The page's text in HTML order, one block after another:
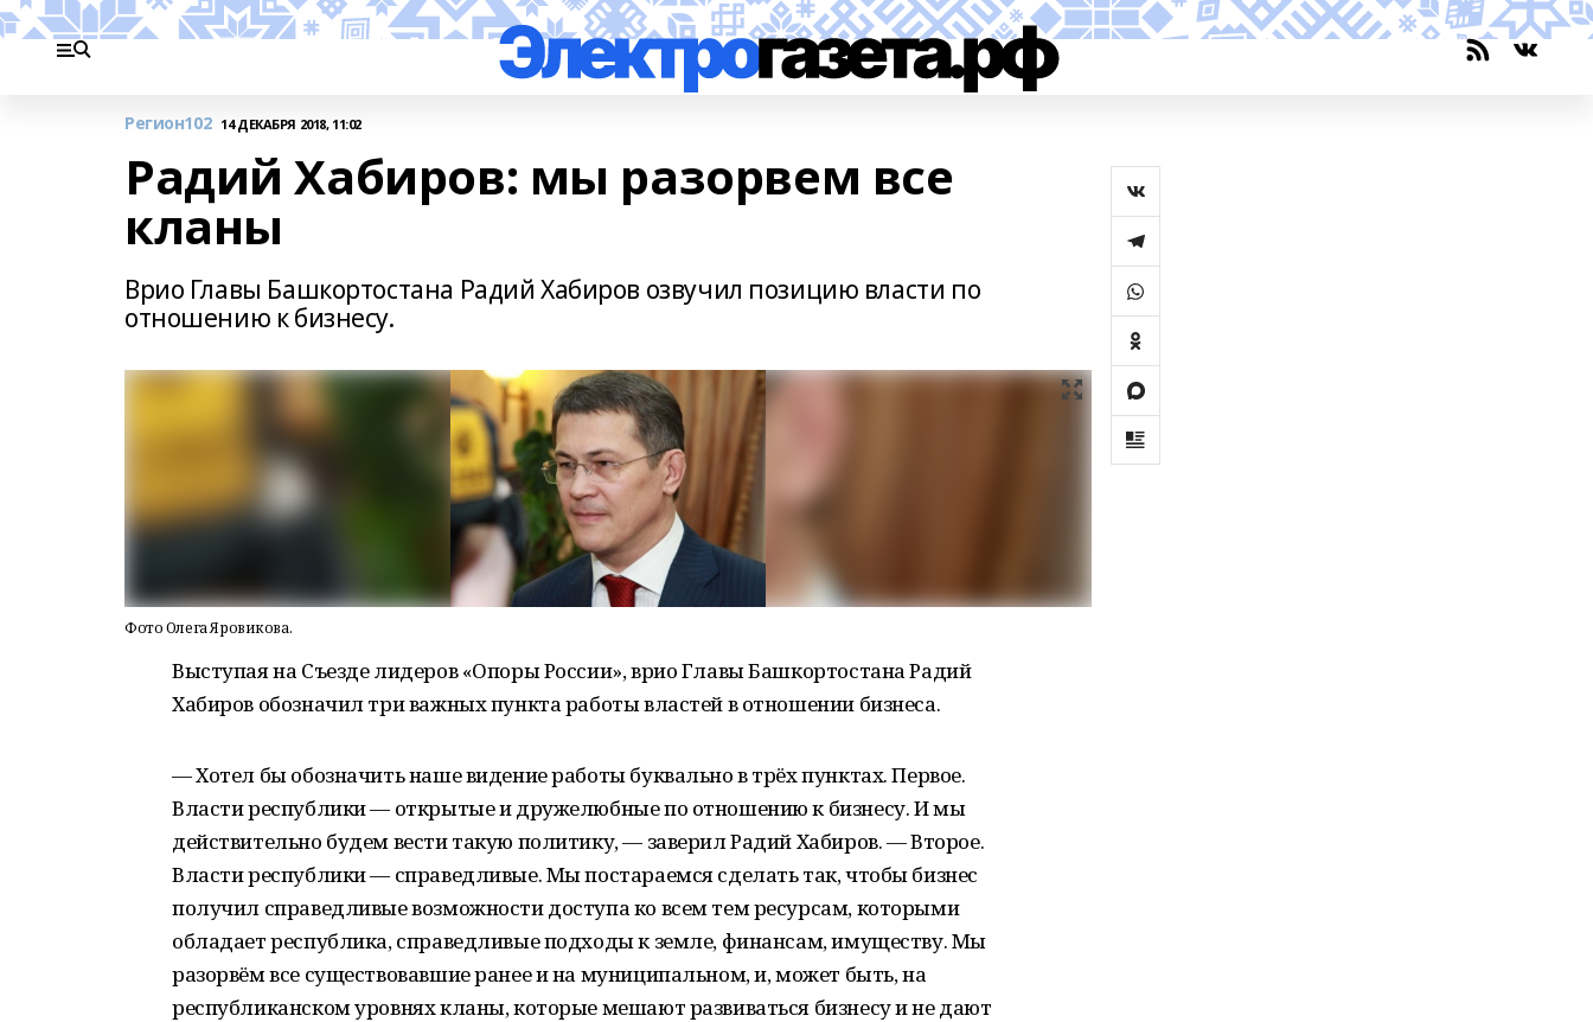
Регион102 14 ДЕКАБРЯ 2018, 11:02
Радий Хабиров: мы разорвем все
кланы
Врио Главы Башкортостана Радий Хабиров озвучил позицию власти по
отношению к бизнесу.
Фото Олега Яровикова.
Выступая на Съезде лидеров «Опоры России», врио Главы Башкортостана Радий
Хабиров обозначил три важных пункта работы властей в отношении бизнеса.
— Хотел бы обозначить наше видение работы буквально в трёх пунктах. Первое.
Власти республики — открытые и дружелюбные по отношению к бизнесу. И мы
действительно будем вести такую политику, — заверил Радий Хабиров. — Второе.
Власти республики — справедливые. Мы постараемся сделать так, чтобы бизнес
получил справедливые возможности доступа ко всем тем ресурсам, которыми
обладает республика, справедливые подходы к земле, финансам, имуществу. Мы
разорвём все существовавшие ранее и на муниципальном, и, может быть, на
республиканском уровнях кланы, которые мешают развиваться бизнесу и не дают